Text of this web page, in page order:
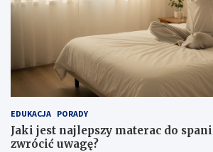
EDUKACJA PORADY
Jaki jest najlepszy materac do
zwrócić uwagę?